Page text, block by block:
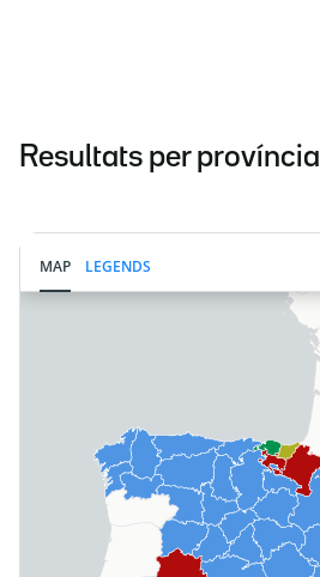
Resultats per província